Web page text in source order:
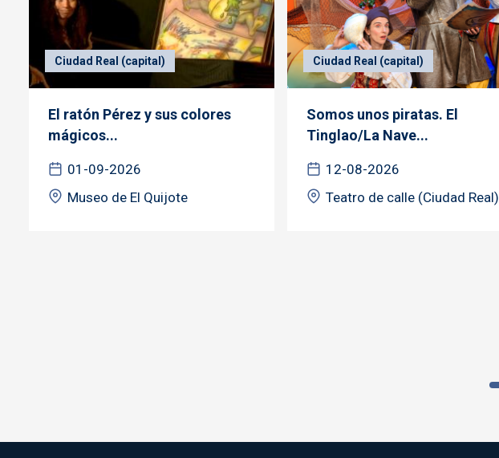
Ciudad Real (capital)
El ratón Pérez y sus colores
mágicos...
01-09-2026
Museo de El Quijote
Ciudad Real (capital)
Somos unos piratas. El
Tinglao/La Nave...
12-08-2026
Teatro de calle (Ciudad Real)